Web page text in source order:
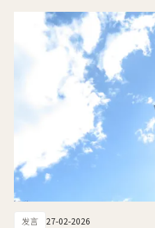
发言 27-02-2026